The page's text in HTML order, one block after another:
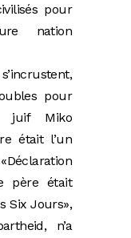
pour
nation
pour
juif Miko
était l’un
père était
Six Jours»,
n’a